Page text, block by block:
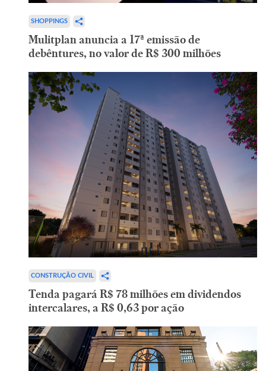
SHOPPINGS
Mulitplan anuncia a 17ª emissão de
debêntures, no valor de R$ 300 milhões
CONSTRUÇÃO CIVIL
Tenda pagará R$ 78 milhões em dividendos
intercalares, a R$ 0,63 por ação